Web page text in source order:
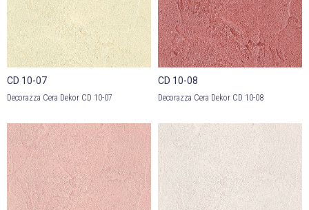
CD 10-07
Decorazza Cera Dekor CD 10-07
CD 10-08
Decorazza Cera Dekor CD 10-08